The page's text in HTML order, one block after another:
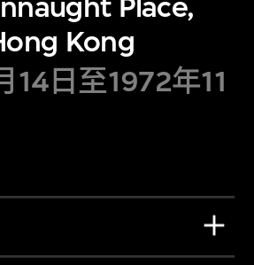
Kong
14日至1972年11